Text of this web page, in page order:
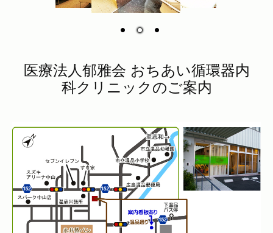
医療法人郁雅会 おちあい循環器内
科クリニックのご案内